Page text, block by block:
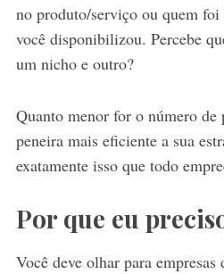
no produto/serviço ou quem
você disponibilizou. Percebe
um nicho e outro?
Quanto menor for o número de
peneira mais eficiente a sua
exatamente isso que todo
Por que eu
Você deve olhar para empresas